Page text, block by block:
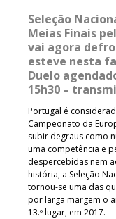
Seleção
Meias Finais
vai agora
esteve nesta
Duelo
15h30 –
Portugal é
Campeonato da
subir degraus como
uma competência e
despercebidas nem
história, a Seleção
tornou-se uma das
por larga margem o
13.º lugar, em 2017.